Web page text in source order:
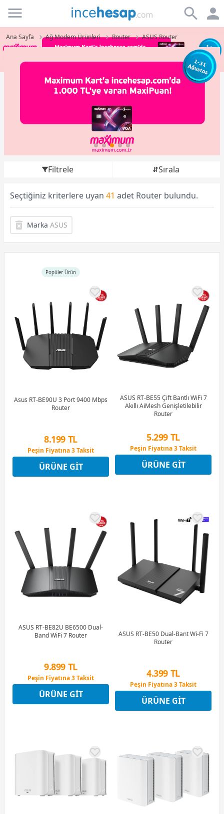
Incehesap
Ana Sayfa Ağ Modem Ürünleri Router ASUS Router
Filtrele Sırala
Seçtiğiniz kriterlere uyan 41 adet Router bulundu.
Marka ASUS
Popüler Ürün
Asus RT-BE90U 3 Port 9400 Mbps
Router
8.199 TL
Peşin Fiyatına 3 Taksit
12 Ay x 964 TL taksitle
Peşin Fiyatına 3 Taksit
ÜRÜNE GIT
ASUS RT-BE55 Çift Bantlı WiFi 7
Akıllı AiMesh Genişletilebilir
Router
5.299 TL
Peşin Fiyatına 3 Taksit
12 Ay x 623 TL taksitle
Peşin Fiyatına 3 Taksit
ÜRÜNE GIT
ASUS RT-BE82U BE6500 Dual-
Band WiFi 7 Router
9.899 TL
Peşin Fiyatına 3 Taksit
12 Ay x 1.164 TL taksitle
Peşin Fiyatına 3 Taksit
ÜRÜNE GIT
ASUS RT-BE50 Dual-Bant Wi-Fi 7
Router
4.399 TL
Peşin Fiyatına 3 Taksit
12 Ay x 517 TL taksitle
Peşin Fiyatına 3 Taksit
ÜRÜNE GIT